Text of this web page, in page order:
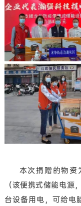
本次捐赠的物资
（该便携式储能电源
台设备用电，可给电